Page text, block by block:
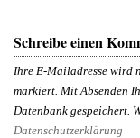
Schreibe einen
Ihre E-Mailadresse wird
markiert. Mit Absenden
Datenbank gespeichert.
Datenschutzerklärung